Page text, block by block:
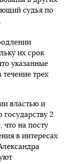
судья по
их срок
указанные
трех
властью и
2
что на посту
в интересах